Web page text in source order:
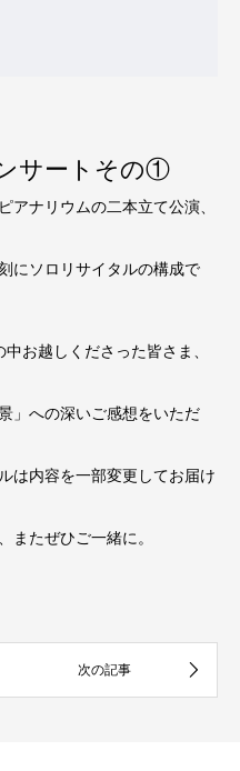
サートその①
アナリウムの二本立て公演、
にソロリサイタルの構成で
お越しくださった皆さま、
」への深いご感想をいただ
は内容を一部変更してお届け
またぜひご一緒に。